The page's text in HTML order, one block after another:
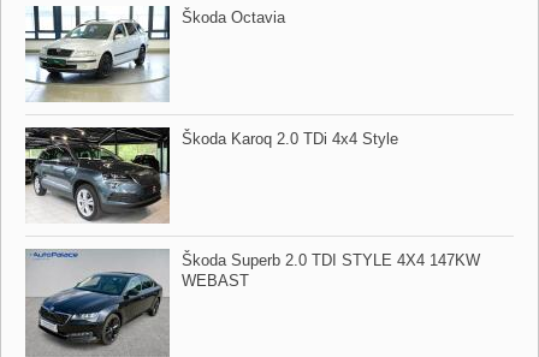
Škoda Octavia
Škoda Karoq 2.0 TDi 4x4 Style
Škoda Superb 2.0 TDI STYLE 4X4 147KW
WEBAST